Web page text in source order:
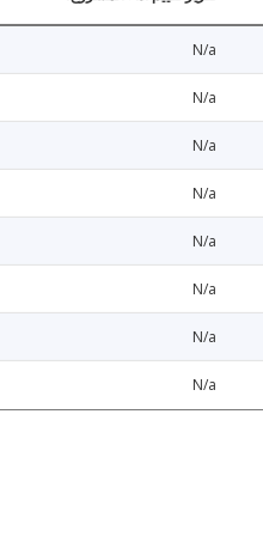
N/a
N/a
N/a
N/a
N/a
N/a
N/a
N/a